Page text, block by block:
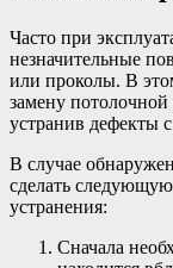
Часто при
незначительные
или проколы. В
замену
устранив дефекты
В случае
сделать следующую
устранения:
Сначала